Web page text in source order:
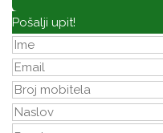
Pošalji upit!